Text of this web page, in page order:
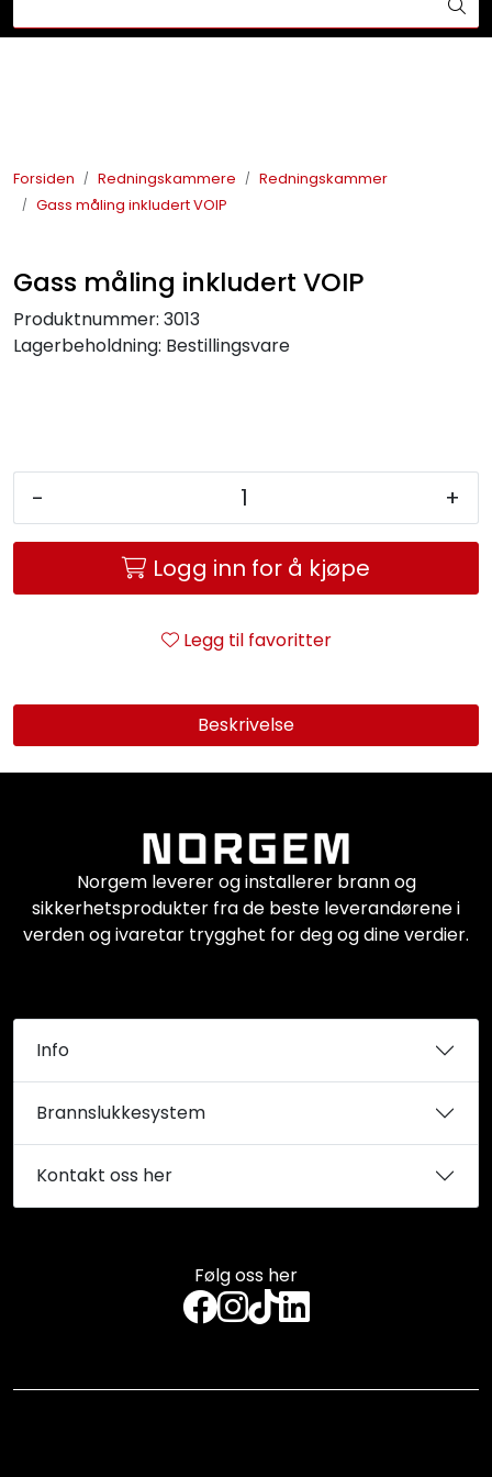
Forsiden Redningskammere
Redningskammer
Gass måling inkludert VOIP
Gass måling inkludert VOIP
Produktnummer: 3013
Lagerbeholdning: Bestillingsvare
- +
Logg inn for å kjøpe
Legg til favoritter
Beskrivelse
Følg oss her
Norgem leverer og installerer brann og
sikkerhetsprodukter fra de beste leverandørene i
verden og ivaretar trygghet for deg og dine verdier.
Info
Brannslukkesystem
Kontakt oss her
Lysprodukter
Redningskammere
Maskinsikring